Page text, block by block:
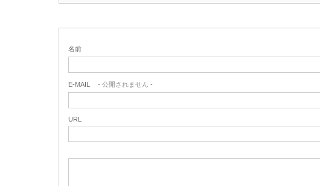
名前
E-MAIL - 公開されません -
URL